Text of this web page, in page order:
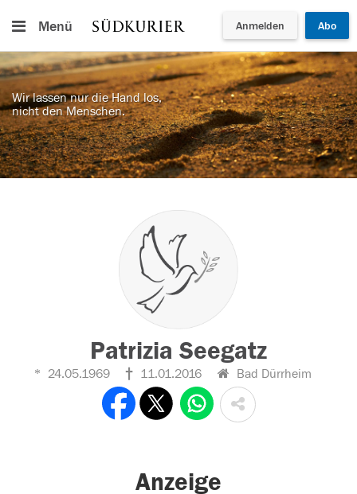
Menü Anmelden Abo
Wir lassen nur die Hand los,
nicht den Menschen.
Patrizia Seegatz
24.05.1969 11.01.2016 Bad Dürrheim
Anzeige